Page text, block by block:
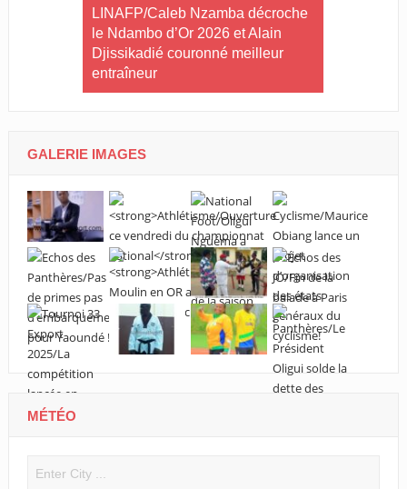
LINAFP/Caleb Nzamba décroche
le Ndambo d’Or 2026 et Alain
Djissikadié couronné meilleur
entraîneur
GALERIE IMAGES
MÉTÉO